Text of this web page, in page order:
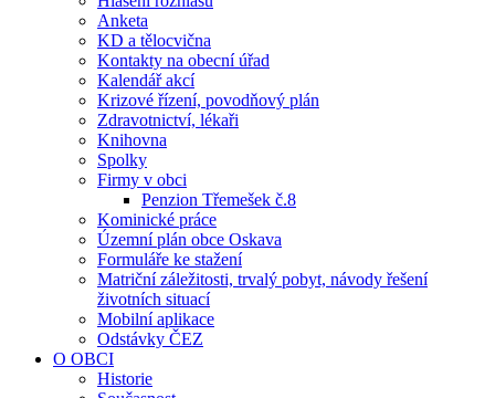
Anketa
KD a tělocvična
Kontakty na obecní úřad
Kalendář akcí
Krizové řízení, povodňový plán
Zdravotnictví, lékaři
Knihovna
Spolky
Firmy v obci
Penzion Třemešek č.8
Kominické práce
Územní plán obce Oskava
Formuláře ke stažení
Matriční záležitosti, trvalý pobyt, návody řešení
životních situací
Mobilní aplikace
Odstávky ČEZ
O OBCI
Historie